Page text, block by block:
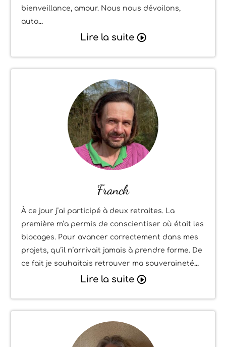
bienveillance, amour. Nous nous dévoilons,
auto
Lire la suite
Franck
À ce jour j’ai participé à deux retraites. La
première m’a permis de conscientiser où était les
blocages. Pour avancer correctement dans mes
projets, qu’il n’arrivait jamais à prendre forme. De
ce fait je souhaitais retrouver ma souveraineté
Lire la suite